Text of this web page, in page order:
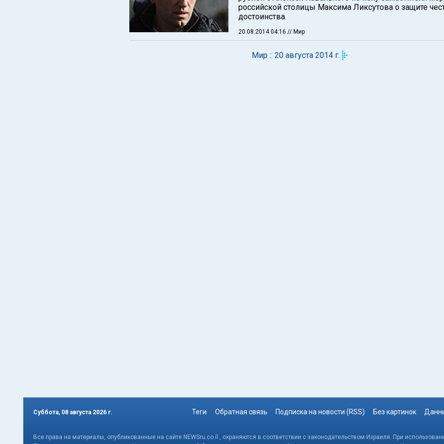
российской столицы Максима Ликсутова о защите
достоинства.
20.08.2014 04:16 // Мир
Мир :: 20 августа 2014 г.
Суббота, 08 августа 2026 г. Теги Обратная связь Подписка на новости (RSS) Без картинок
Все права на материалы, опубликованные на сайте NEWSru.co.il , охраняются в соответствии с законодательством Израиля. При